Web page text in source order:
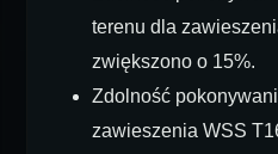
terenu dla
zwiększono o 15%.
Zdolność
zawieszenia WSS